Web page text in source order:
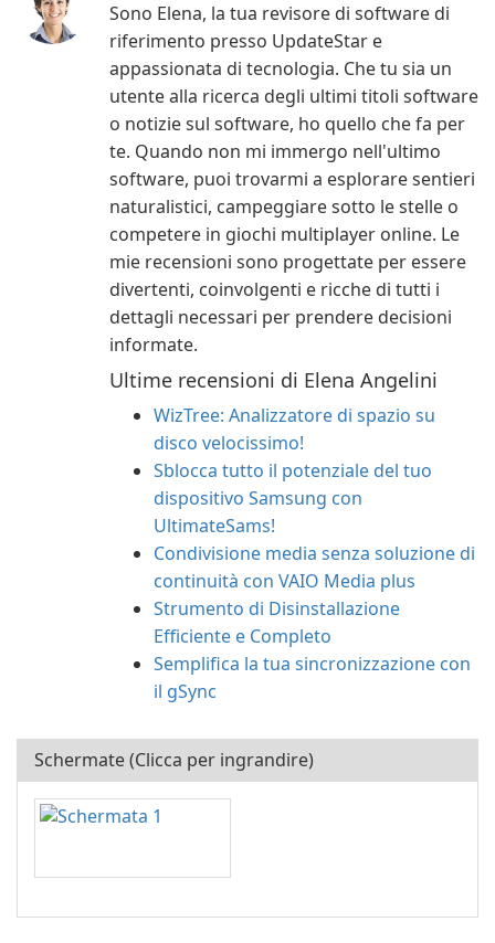
Sono Elena, la tua revisore di software di
riferimento presso UpdateStar e
appassionata di tecnologia. Che tu sia un
utente alla ricerca degli ultimi titoli software
o notizie sul software, ho quello che fa per
te. Quando non mi immergo nell'ultimo
software, puoi trovarmi a esplorare sentieri
naturalistici, campeggiare sotto le stelle o
competere in giochi multiplayer online. Le
mie recensioni sono progettate per essere
divertenti, coinvolgenti e ricche di tutti i
dettagli necessari per prendere decisioni
informate.
Ultime recensioni di Elena Angelini
WizTree: Analizzatore di spazio su
disco velocissimo!
Sblocca tutto il potenziale del tuo
dispositivo Samsung con
UltimateSams!
Condivisione media senza soluzione di
continuità con VAIO Media plus
Strumento di Disinstallazione
Efficiente e Completo
Semplifica la tua sincronizzazione con
il gSync
Schermate (Clicca per ingrandire)